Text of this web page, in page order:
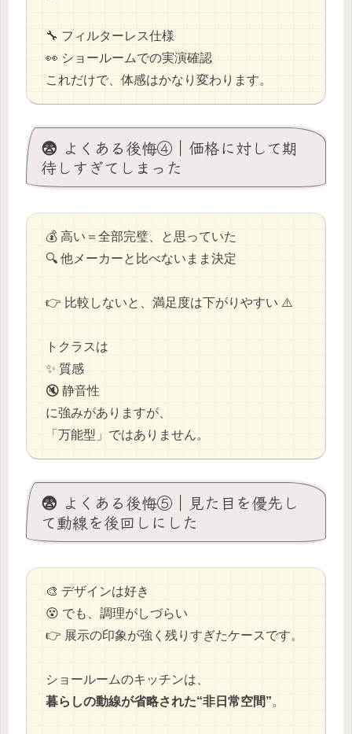
🔧 フィルターレス仕様
👀 ショールームでの実演確認
これだけで、体感はかなり変わります。
😨 よくある後悔④｜価格に対して期
待しすぎてしまった
💰 高い＝全部完璧、と思っていた
🔍 他メーカーと比べないまま決定
👉 比較しないと、満足度は下がりやすい ⚠️
トクラスは
✨ 質感
🔇 静音性
に強みがありますが、
「万能型」ではありません。
😨 よくある後悔⑤｜見た目を優先し
て動線を後回しにした
🎨 デザインは好き
😵 でも、調理がしづらい
👉 展示の印象が強く残りすぎたケースです。
ショールームのキッチンは、
暮らしの動線が省略された“非日常空間”。